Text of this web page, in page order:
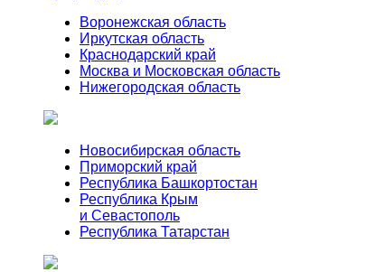
Воронежская область
Иркутская область
Краснодарский край
Москва и Московская область
Нижегородская область
Новосибирская область
Приморский край
Республика Башкортостан
Республика Крым
и Севастополь
Республика Татарстан